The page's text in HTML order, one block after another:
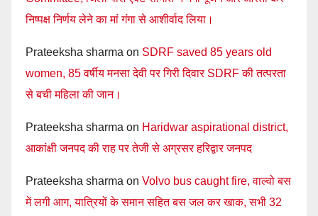
निष्पक्ष निर्णय लेने का मां गंगा से आशीर्वाद लिया।
Prateeksha sharma on SDRF saved 85 years old
women, 85 वर्षीय मनसा देवी पर गिरी दिवार SDRF की तत्परता
से बची महिला की जान।
Prateeksha sharma on Haridwar aspirational district,
आकांक्षी जनपद की राह पर तेजी से अग्रसर हरिद्वार जनपद
Prateeksha sharma on Volvo bus caught fire, वाल्वो बस
में लगी आग, यात्रियों के समान सहित बस जल कर खाक, सभी 32